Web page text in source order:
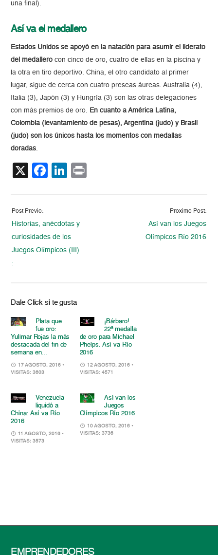
una final).
Así va el medallero
Estados Unidos se apoyó en la natación para asumir el liderato
del medallero con cinco de oro, cuatro de ellas en la piscina y
la otra en tiro deportivo. China, el otro candidato al primer
lugar, sigue de cerca con cuatro preseas áureas. Australia (4),
Italia (3), Japón (3) y Hungría (3) son las otras delegaciones
con más premios de oro.
En cuanto a América Latina,
Colombia (levantamiento de pesas), Argentina (judo) y Brasil
(judo) son los únicos hasta los momentos con medallas
doradas
X Facebook
LinkedIn
Post Previo:
Historias, anécdotas y
curiosidades de los
Juegos Olímpicos (III)
:
Proximo Post:
Así van los Juegos
Olímpicos Río 2016
Dale Click si te gusta
Plata que
fue oro:
Yulimar Rojas la más
destacada del fin de
semana en...
17 AGOSTO, 2016 •
VISITAS: 3603
¡Bárbaro!
22ª medalla
de oro para Michael
Phelps. Así va Río
2016
12 AGOSTO, 2016 •
VISITAS: 4571
Venezuela
liquidó a
China: Así va Río
2016
11 AGOSTO, 2016 •
VISITAS: 3573
Así van los
Juegos
Olímpicos Río 2016
10 AGOSTO, 2016 •
VISITAS: 3736
EMPRENDEDORES